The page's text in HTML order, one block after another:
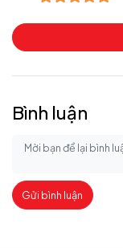
Bình luận
Gửi bình luận